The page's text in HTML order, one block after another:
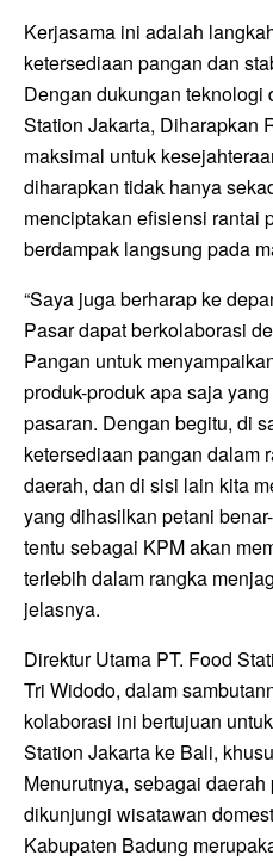
Kerjasama ini adalah
ketersediaan pangan dan
Dengan dukungan teknologi
Station Jakarta, Diharapkan
maksimal untuk
diharapkan tidak hanya
menciptakan efisiensi rantai
berdampak langsung pada
“Saya juga berharap ke
Pasar dapat berkolaborasi
Pangan untuk
produk-produk apa saja
pasaran. Dengan begitu, di
ketersediaan pangan dalam
daerah, dan di sisi lain kita
yang dihasilkan petani
tentu sebagai KPM akan
terlebih dalam rangka
jelasnya.
Direktur Utama PT. Food
Tri Widodo, dalam
kolaborasi ini bertujuan
Station Jakarta ke Bali,
Menurutnya, sebagai
dikunjungi wisatawan
Kabupaten Badung